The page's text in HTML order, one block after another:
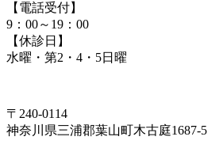
【電話受付】
9：00～19：00
【休診日】
水曜・第2・4・5日曜
〒240-0114
神奈川県三浦郡葉山町木古庭1687-5